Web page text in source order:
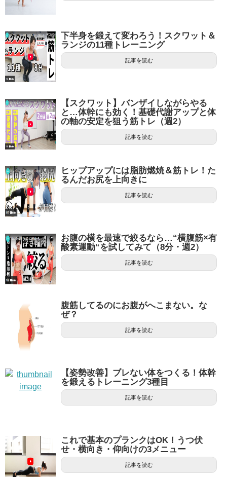
下半身を鍛えて変わろう！スクワット＆
ランジの11種トレーニング
記事を読む
【スクワット】バンザイしながらやる
と…体幹にも効く！基礎代謝アップと体
の軸の安定を狙う筋トレ（週2）
記事を読む
ヒップアップには脂肪燃焼＆筋トレ！た
るんだお尻を上向きに
記事を読む
お腹の横を最速で絞るなら…“横腹筋×有
酸素運動“を試してみて（8分・週2）
記事を読む
腹筋してるのにお腹がへこまない。な
ぜ？
記事を読む
【姿勢改善】ブレない体をつくる！体幹
を鍛えるトレーニング3種目
記事を読む
これで基本のプランクはOK！うつ伏
せ・横向き・仰向けの3メニュー
記事を読む